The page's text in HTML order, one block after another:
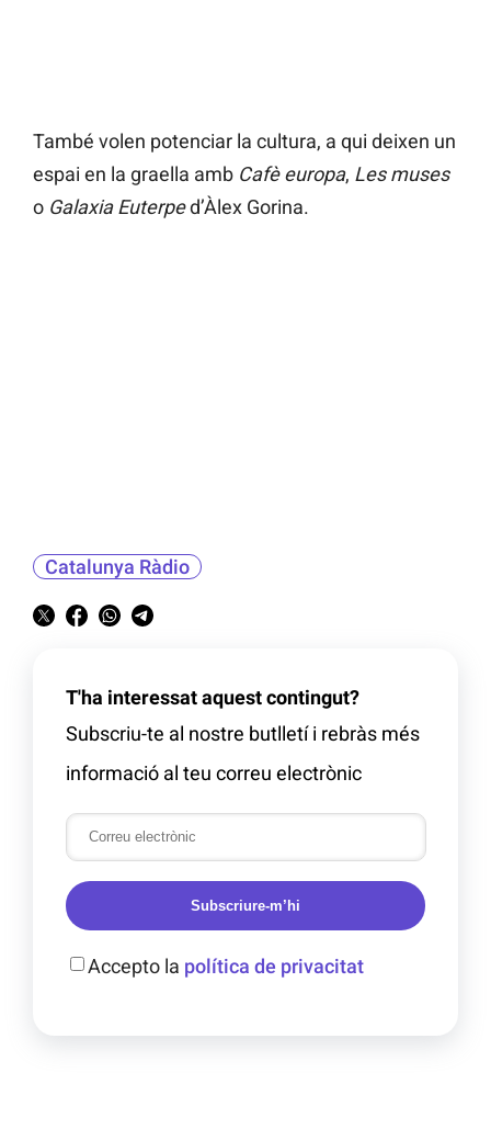
També volen potenciar la cultura, a qui deixen un
espai en la graella amb Cafè europa, Les muses
o Galaxia Euterped’Àlex Gorina.
Catalunya Ràdio
T'ha interessat aquest contingut?
Subscriu-te al nostre butlletí i rebràs més
informació al teu correu electrònic
Subscriure-m’hi
Accepto la política de privacitat